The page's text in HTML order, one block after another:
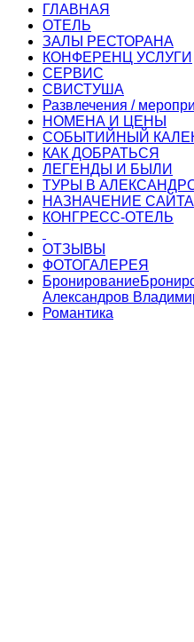
ГЛАВНАЯ
ОТЕЛЬ
ЗАЛЫ РЕСТОРАНА
КОНФЕРЕНЦ УСЛУГИ
СЕРВИС
СВИСТУША
Развлечения /
НОМЕНА И ЦЕНЫ
СОБЫТИЙНЫЙ
КАК ДОБРАТЬСЯ
ЛЕГЕНДЫ И БЫЛИ
ТУРЫ В
НАЗНАЧЕНИЕ САЙТА
КОНГРЕСС-ОТЕЛЬ
ОТЗЫВЫ
ФОТОГАЛЕРЕЯ
Бронирование
Александров
Романтика